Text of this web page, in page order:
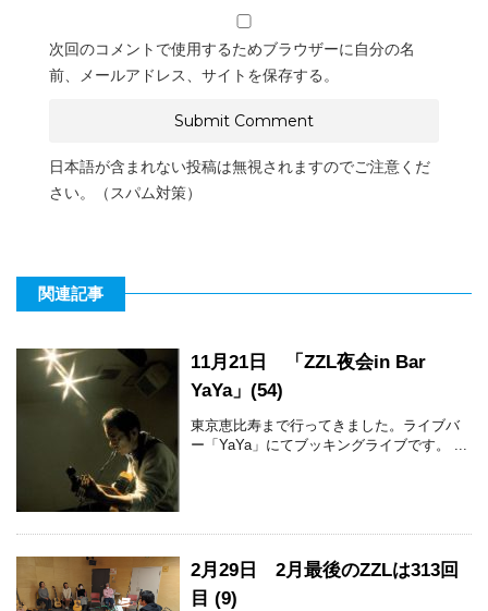
次回のコメントで使用するためブラウザーに自分の名
前、メールアドレス、サイトを保存する。
日本語が含まれない投稿は無視されますのでご注意くだ
さい。（スパム対策）
関連記事
11月21日 「ZZL夜会in Bar
YaYa」(54)
東京恵比寿まで行ってきました。ライブバ
ー「YaYa」にてブッキングライブです。 ...
2月29日 2月最後のZZLは313回
目 (9)